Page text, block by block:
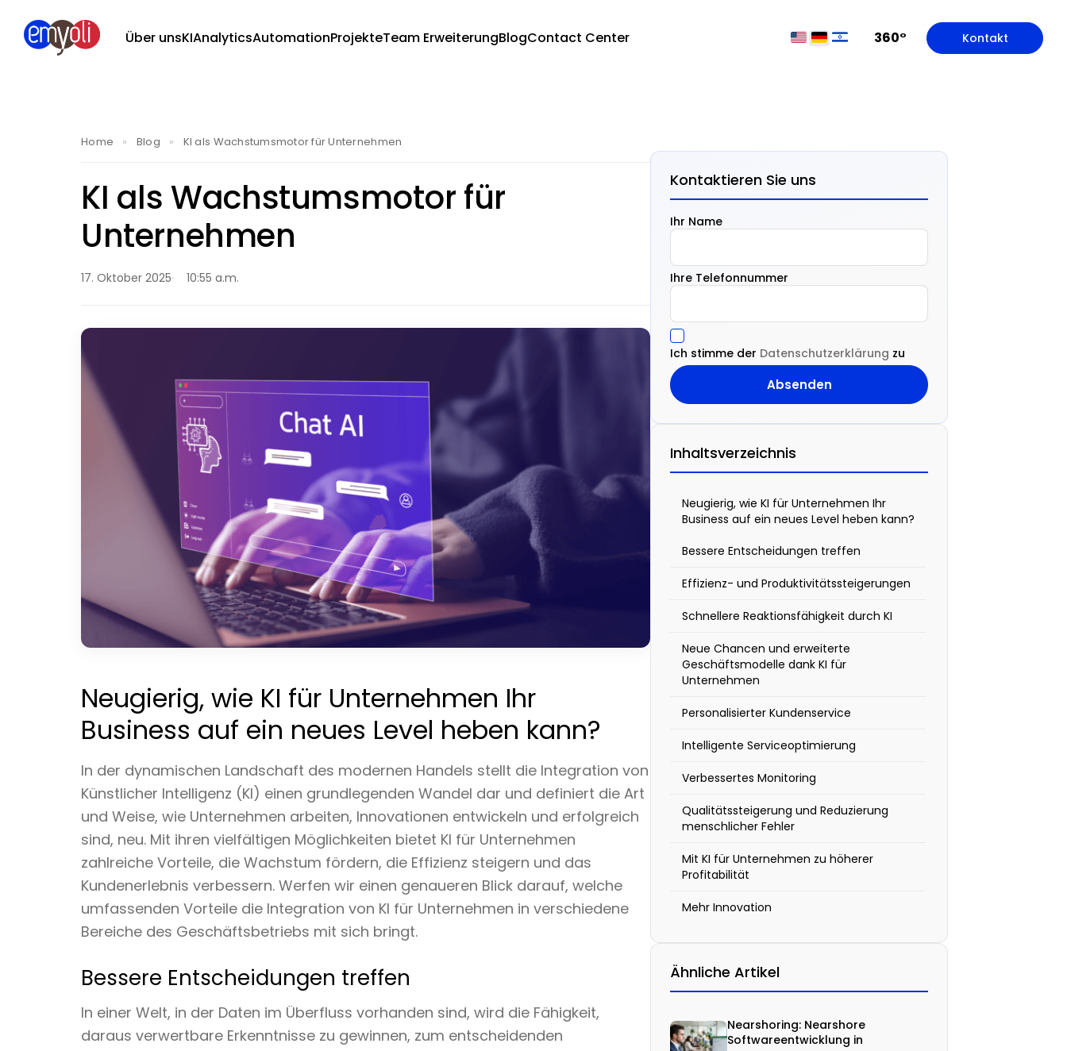
Über unsKIAnalyticsAutomationProjekteTeam ErweiterungBlogContact Center 360° Kontakt
Home » Blog » KI als Wachstumsmotor für Unternehmen
KI als Wachstumsmotor für
Unternehmen
17. Oktober 2025 10:55 a.m.
Neugierig, wie KI für Unternehmen Ihr
Business auf ein neues Level heben kann?
In der dynamischen Landschaft des modernen Handels stellt die Integration von
Künstlicher Intelligenz (KI) einen grundlegenden Wandel dar und definiert die Art
und Weise, wie Unternehmen arbeiten, Innovationen entwickeln und erfolgreich
sind, neu. Mit ihren vielfältigen Möglichkeiten bietet KI für Unternehmen
zahlreiche Vorteile, die Wachstum fördern, die Effizienz steigern und das
Kundenerlebnis verbessern. Werfen wir einen genaueren Blick darauf, welche
umfassenden Vorteile die Integration von KI für Unternehmen in verschiedene
Bereiche des Geschäftsbetriebs mit sich bringt.
Bessere Entscheidungen treffen
In einer Welt, in der Daten im Überfluss vorhanden sind, wird die Fähigkeit,
daraus verwertbare Erkenntnisse zu gewinnen, zum entscheidenden
Kontaktieren Sie uns
Ihr Name
Ihre Telefonnummer
Ich stimme der Datenschutzerklärung zu
Inhaltsverzeichnis
Neugierig, wie KI für Unternehmen Ihr
Business auf ein neues Level heben kann?
Bessere Entscheidungen treffen
Effizienz- und Produktivitätssteigerungen
Schnellere Reaktionsfähigkeit durch KI
Neue Chancen und erweiterte
Geschäftsmodelle dank KI für
Unternehmen
Personalisierter Kundenservice
Intelligente Serviceoptimierung
Verbessertes Monitoring
Qualitätssteigerung und Reduzierung
menschlicher Fehler
Mit KI für Unternehmen zu höherer
Profitabilität
Mehr Innovation
Ähnliche Artikel
Nearshoring: Nearshore
Softwareentwicklung in